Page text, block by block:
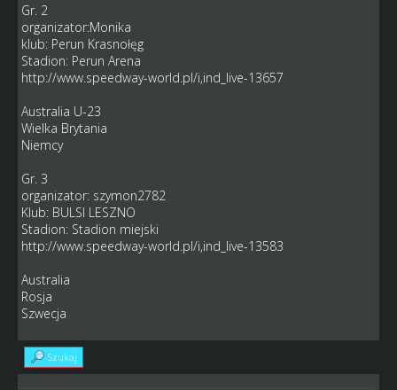
Gr. 2
organizator:Monika
klub: Perun Krasnołęg
Stadion: Perun Arena
http://www.speedway-world.pl/i,ind_live-13657
Australia U-23
Wielka Brytania
Niemcy
Gr. 3
organizator: szymon2782
Klub: BULSI LESZNO
Stadion: Stadion miejski
http://www.speedway-world.pl/i,ind_live-13583
Australia
Rosja
Szwecja
Szukaj